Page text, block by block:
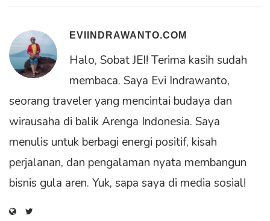
EVIINDRAWANTO.COM
Halo, Sobat JEI! Terima kasih sudah
membaca. Saya Evi Indrawanto,
seorang traveler yang mencintai budaya dan
wirausaha di balik Arenga Indonesia. Saya
menulis untuk berbagi energi positif, kisah
perjalanan, dan pengalaman nyata membangun
bisnis gula aren. Yuk, sapa saya di media sosial!